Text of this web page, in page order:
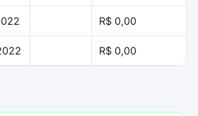
R$ 0,00
R$ 0,00